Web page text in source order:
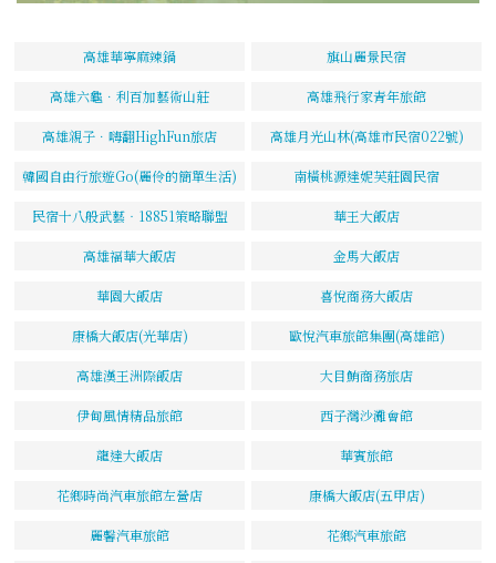
高雄華寧麻辣鍋 旗山麗景民宿
高雄六龜．利百加藝術山莊 高雄飛行家青年旅館
高雄親子．嗨翻HighFun旅店 高雄月光山林(高雄市民宿022號)
韓國自由行旅遊Go(麗伶的簡單生活) 南橫桃源達妮芙莊園民宿
民宿十八般武藝‧18851策略聯盟 華王大飯店
高雄福華大飯店 金馬大飯店
華園大飯店 喜悅商務大飯店
康橋大飯店(光華店) 歐悅汽車旅館集團(高雄館)
高雄漢王洲際飯店 大目鮪商務旅店
伊甸風情精品旅館 西子灣沙灘會館
龍達大飯店 華賓旅館
花鄉時尚汽車旅館左營店 康橋大飯店(五甲店)
麗馨汽車旅館 花鄉汽車旅館